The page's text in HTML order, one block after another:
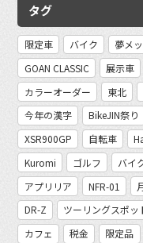
タグ
限定車 バイク 夢メ
GOAN CLASSIC
展示車
カラーオーダー
東北
今年の漢字
BikeJIN祭り
XSR900GP
自転車
Kuromi
ゴルフ バイ
アプリリア
NFR-01
DR-Z
ツーリングスポッ
カフェ
税金 限定品